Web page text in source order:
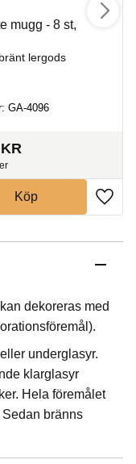
mugg - 8 st,
lergods
GA-4096
KR
Köp
dekoreras med
underglasyr.
klarglasyr
Hela föremålet
Sedan bränns